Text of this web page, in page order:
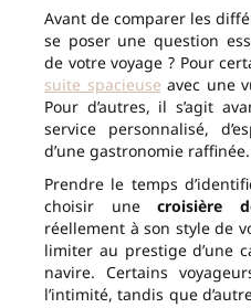
Avant de comparer les
se poser une question
de votre voyage ? Pour
suite spacieuse avec une
Pour d’autres, il s’agit
service personnalisé,
d’une gastronomie raffinée.
Prendre le temps
choisir une croisière
réellement à son style de
limiter au prestige d’une
navire. Certains
l’intimité, tandis que